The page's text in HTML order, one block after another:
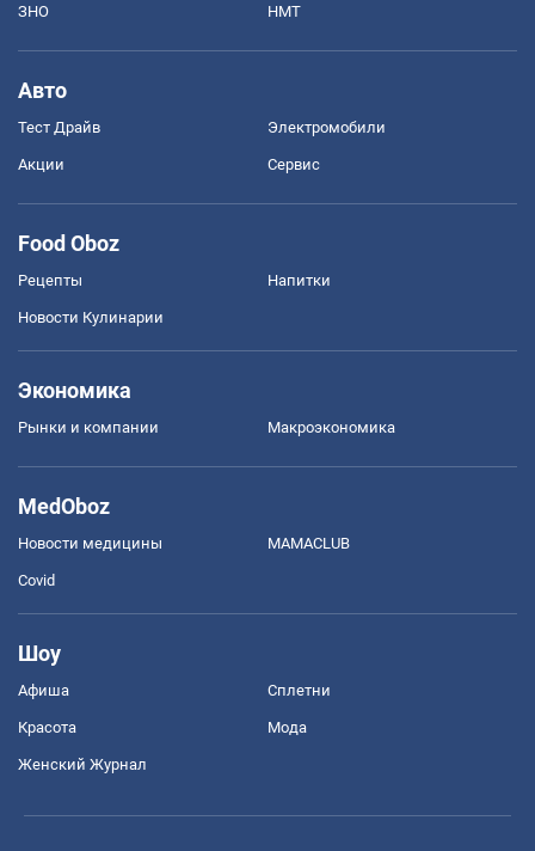
ЗНО НМТ
Авто
Тест Драйв Электромобили
Акции Сервис
Food Oboz
Рецепты Напитки
Новости Кулинарии
Экономика
Рынки и компании Mакроэкономика
MedOboz
Новости медицины MAMACLUB
Covid
Шоу
Афиша Сплетни
Красота Мода
Женский Журнал